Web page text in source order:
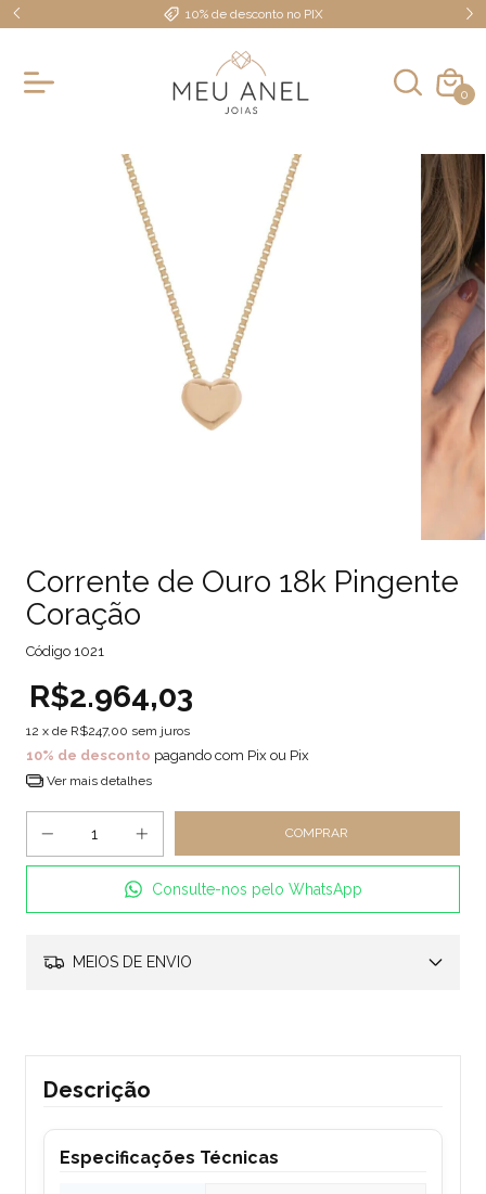
10% de desconto no PIX
0
Corrente de Ouro 18k Pingente
Coração
Código 1021
R$2.964,03
12 x de R$247,00 sem juros
10% de desconto pagando com Pix ou Pix
Ver mais detalhes
Consulte-nos pelo WhatsApp
MEIOS DE ENVIO
Descrição
Especificações Técnicas